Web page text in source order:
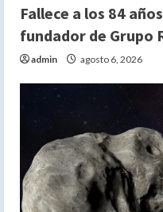
Fallece a los 84
fundador de Grupo
admin agosto 6, 2026